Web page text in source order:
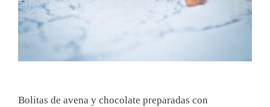
Bolitas de avena y chocolate preparadas con